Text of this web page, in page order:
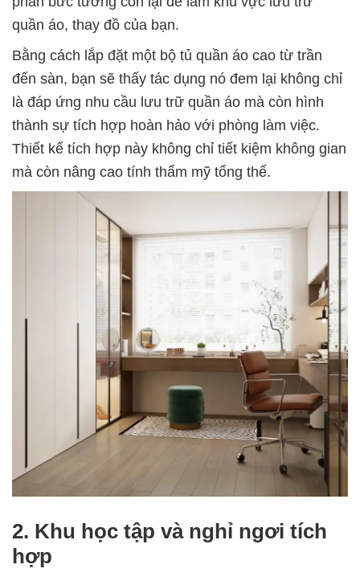
quần áo, thay đồ của bạn.
Bằng cách lắp đặt một bộ tủ quần áo cao từ trần
đến sàn, bạn sẽ thấy tác dụng nó đem lại không chỉ
là đáp ứng nhu cầu lưu trữ quần áo mà còn hình
thành sự tích hợp hoàn hảo với phòng làm việc.
Thiết kế tích hợp này không chỉ tiết kiệm không gian
mà còn nâng cao tính thẩm mỹ tổng thể.
2. Khu học tập và nghỉ ngơi tích
hợp